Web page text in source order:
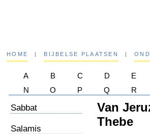
HOME | BIJBELSE PLAATSEN |
A B C D E
N
O P Q R
Sabbat
Salamis
Van
Thebe